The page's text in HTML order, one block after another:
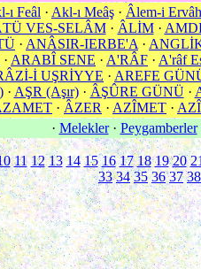
ı Feâl · Akl-ı Meâş · Âlem-i Ervâh
VES-SELÂM· ÂLİM·
· ANÂSIR-IERBE'A ·
· ARABÎ SENE · A'RÂF · A'râf
İ UŞRİYYE · AREFE
· AŞR (Aşır)· ÂŞÛRE GÜNÜ·
· ÂZER · AZÎMET ·
· Melekler· Peygamberler
11 12 13 14 15 16 17 18 19 20
33 34 35 36 37 38